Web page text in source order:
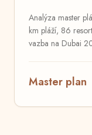
Analýza master
km pláží, 86
vazba na Dubai
Master plan